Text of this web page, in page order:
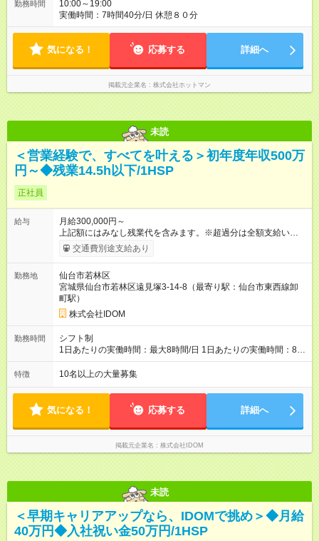
勤務時間
10:00～19:00
実働時間：7時間40分/日 休憩８０分
気になる！ 応募する 詳細へ
掲載元企業名 株式会社ホットマン
未読
＜営業経験で、すべてを叶える＞初年度年収500万
円～◆残業14.5h以下/1HSP
正社員
給与
月給300,000円～
上記額にはみなし残業代を含みます。※超過分は全額支給いたし
ます。 みなし残業代 40,817円 以上／月 みなし残業時間 20時間
／月 月給＋インセンティブ＋賞与 ※前職給与・経験を考慮し、
年1回 ★能力給査定年3回 ★賞与年2回／平均3ヶ月分 ★インセン
ティブ（毎月支給／年平均支給額：90万円） ★管理職昇格後：
月収目安55万円、年収650万円～1000万円前後 ◎キャリアアッ
プも応援！ 若手のうちから、様々なキャリアにチャレンジでき
るのも当社ならでは。1年後に店長になったメンバーもいます。
【試用期間】試用期間あり 試用期間の長さ：4ヶ月 雇用形態、
給与は本採用時と同じです。
交通費別途支給あり
勤務地
仙台市若林区
宮城県仙台市若林区遠見塚3-14-8（最寄り駅：仙台市東西線卸
町駅）
株式会社IDOM
勤務時間
シフト制
1日あたりの実働時間：最大8時間/日 1日あたりの実働時間：8時
間 シフト制
特徴 10名以上の大量募集
気になる！ 応募する 詳細へ
掲載元企業名 株式会社IDOM
未読
＜早期キャリアアップなら、IDOMで挑め＞◆月給
40万円◆入社祝い金50万円/1HSP